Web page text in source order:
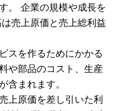
。 企業の規模や成長を
売上原価と売上総利益
スを作るためにかかる
や部品のコスト、生産
含まれます。
上原価を差し引いた利